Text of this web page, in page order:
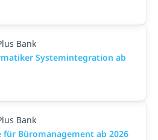
Bank
Systemintegration ab
Bank
Büromanagement ab 2026